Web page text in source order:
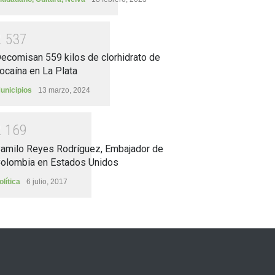
537
559 kilos de clorhidrato de
en La Plata
13 marzo, 2024
1 69
Reyes Rodríguez, Embajador de
en Estados Unidos
6 julio, 2017